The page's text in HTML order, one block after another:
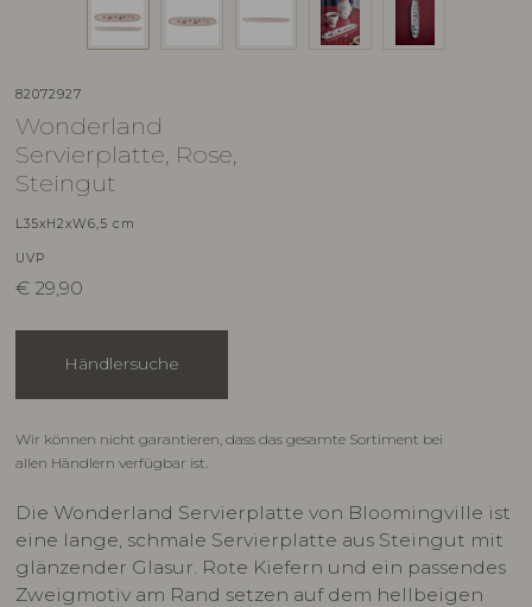
82072927
Wonderland
Servierplatte, Rose,
Steingut
L35xH2xW6,5 cm
UVP
€ 29,90
Händlersuche
Wir können nicht garantieren, dass das gesamte Sortiment bei
allen Händlern verfügbar ist.
Die Wonderland Servierplatte von Bloomingville ist
eine lange, schmale Servierplatte aus Steingut mit
glänzender Glasur. Rote Kiefern und ein passendes
Zweigmotiv am Rand setzen auf dem hellbeigen